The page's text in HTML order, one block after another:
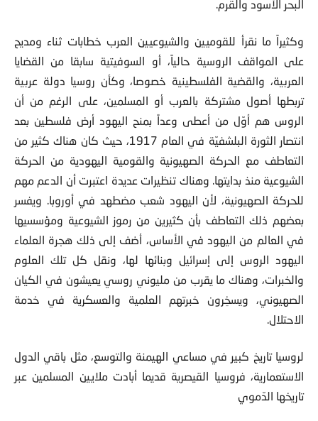
وكثيراً ما نقرأ للقوميين والشيوعيين العرب خطابات ثناء ومديح
على المواقف الروسية حالياً، أو السوفيتية سابقا من القضايا
العربية، والقضية الفلسطينية خصوصا، وكأن روسيا دولة عربية
تربطها أصول مشتركة بالعرب أو المسلمين، على الرغم من أن
الروس هم أوّل من أعطى وعداً بمنح اليهود أرض فلسطين بعد
انتصار الثورة البلشفيّة في العام 1917، حيث كان هناك كثير من
التعاطف مع الحركة الصهيونية والقومية اليهودية من الحركة
الشيوعية منذ بدايتها. وهناك تنظيرات عديدة اعتبرت أن الدعم مهم
للحركة الصهيونية، لأن اليهود شعب مضطهد في أوروبا. ويفسر
بعضهم ذلك التعاطف بأن كثيرين من رموز الشيوعية ومؤسسيها
في العالم من اليهود في الأساس، أضف إلى ذلك هجرة العلماء
اليهود الروس إلى إسرائيل وبنائها لها، ونقل كل تلك العلوم
والخبرات، وهناك ما يقرب من مليوني روسي يعيشون في الكيان
الصهيوني، ويسخِرون خبرتهم العلمية والعسكرية في خدمة
لروسيا تاريخ كبير في مساعي الهيمنة والتوسع، مثل باقي الدول
الاستعمارية، فروسيا القيصرية قديما أبادت ملايين المسلمين عبر